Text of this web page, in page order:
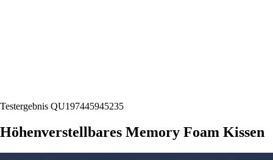
Testergebnis QU197445945235
Höhenverstellbares Memory Foam Kissen